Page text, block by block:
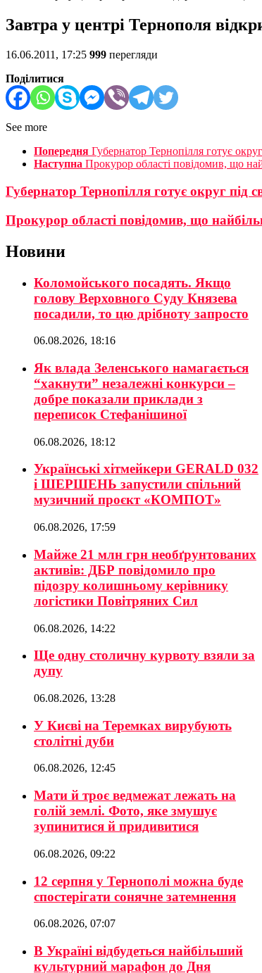
Завтра у центрі Тернополя
16.06.2011, 17:25 999 перегляди
Поділитися
See more
Попередня Губернатор Тернопілля готує
Наступна Прокурор області повідомив, що
Губернатор Тернопілля готує округ під
Прокурор області повідомив, що
Новини
Коломойського посадять. Якщо
голову Верховного Суду Князева
посадили, то цю дрібноту запросто
06.08.2026, 18:16
Як влада Зеленського намагається
“хакнути” незалежні конкурси –
добре показали приклади з
переписок Стефанішиної
06.08.2026, 18:12
Українські хітмейкери GERALD 032
і ШЕРШЕНЬ запустили спільний
музичний проєкт «КОМПОТ»
06.08.2026, 17:59
Майже 21 млн грн необґрунтованих
активів: ДБР повідомило про
підозру колишньому керівнику
логістики Повітряних Сил
06.08.2026, 14:22
Ще одну столичну курвоту взяли за
дупу
06.08.2026, 13:28
У Києві на Теремках вирубують
столітні дуби
06.08.2026, 12:45
Мати й троє ведмежат лежать на
голій землі. Фото, яке змушує
зупинитися й придивитися
06.08.2026, 09:22
12 серпня у Тернополі можна буде
спостерігати сонячне затемнення
06.08.2026, 07:07
В Україні відбудеться найбільший
культурний марафон до Дня